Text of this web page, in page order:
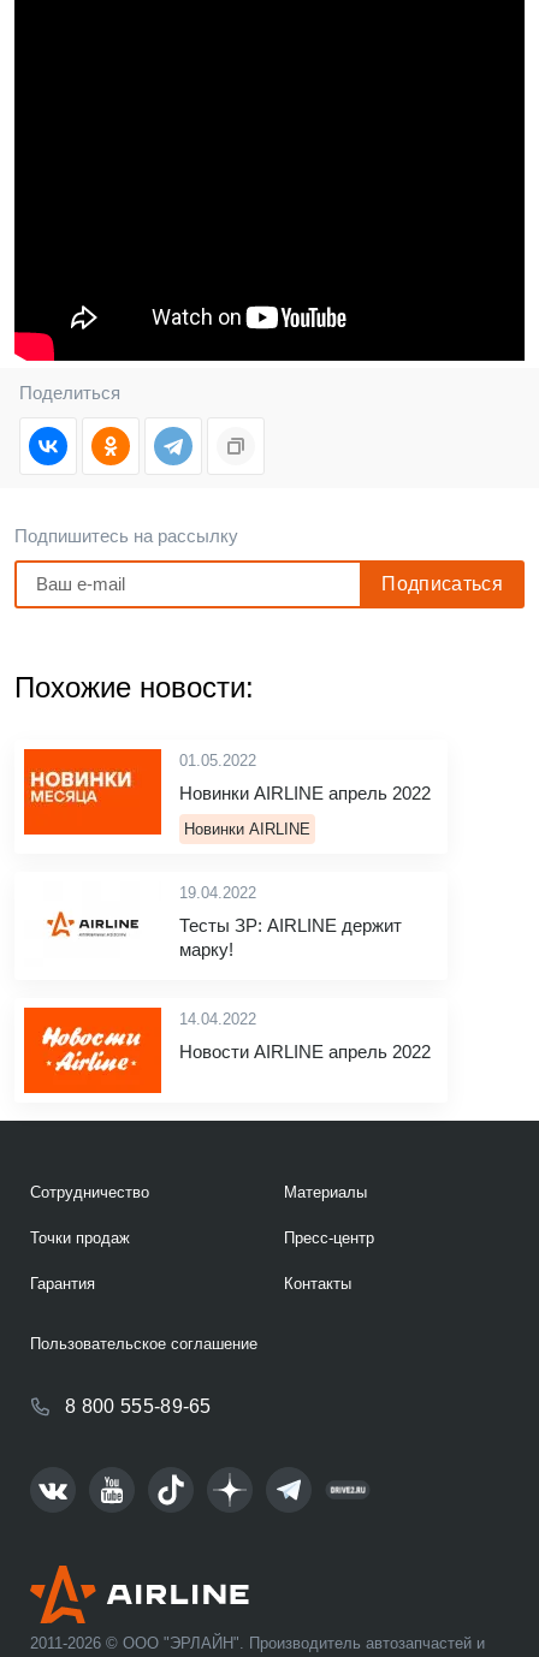
Поделиться
Подпишитесь на рассылку
Похожие новости:
01.05.2022
Новинки AIRLINE апрель 2022
Новинки AIRLINE
19.04.2022
Тесты ЗР: AIRLINE держит
марку!
14.04.2022
Новости AIRLINE апрель 2022
2011-2026 © ООО "ЭРЛАЙН". Производитель автозапчастей и
Сотрудничество
Точки продаж
Гарантия
Материалы
Пресс-центр
Контакты
8 800 555-89-65
Пользовательское соглашение